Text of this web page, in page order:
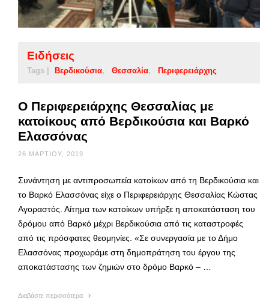
Ειδήσεις
Tags | Βερδικούσια Θεσσαλία Περιφερειάρχης
O Περιφερειάρχης Θεσσαλίας με
κατοίκους από Βερδικούσια και Βαρκό
Ελασσόνας
26 ΜΑΡΤΊΟΥ, 2019
Συνάντηση με αντιπροσωπεία κατοίκων από τη Βερδικούσια και
το Βαρκό Ελασσόνας είχε ο Περιφερειάρχης Θεσσαλίας Κώστας
Αγοραστός. Αίτημα των κατοίκων υπήρξε η αποκατάσταση του
δρόμου από Βαρκό μέχρι Βερδικούσια από τις καταστροφές
από τις πρόσφατες θεομηνίες. «Σε συνεργασία με το Δήμο
Ελασσόνας προχωράμε στη δημοπράτηση του έργου της
αποκατάστασης των ζημιών στο δρόμο Βαρκό – …
Διαβάστε περισσότερα